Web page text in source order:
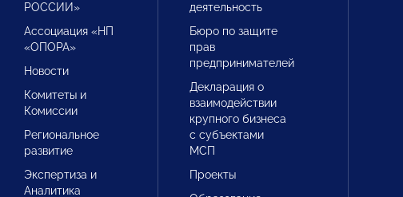
РОССИИ»
Ассоциация «НП
«ОПОРА»
Новости
Комитеты и
Комиссии
Региональное
развитие
Экспертиза и
Аналитика
деятельность
Бюро по защите
прав
предпринимателей
Декларация о
взаимодействии
крупного бизнеса
с субъектами
МСП
Проекты